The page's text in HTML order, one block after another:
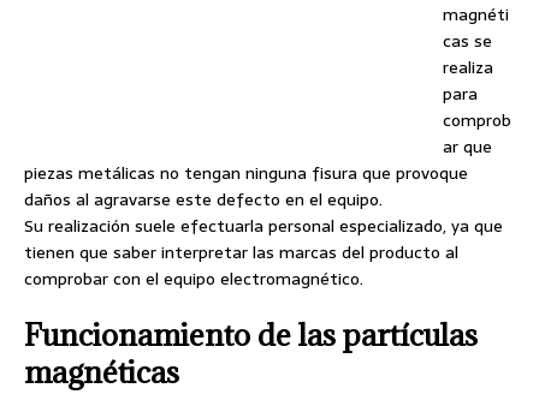
magnéti
cas se
realiza
para
comprob
ar que
piezas metálicas no tengan ninguna fisura que provoque
daños al agravarse este defecto en el equipo.
Su realización suele efectuarla personal especializado, ya que
tienen que saber interpretar las marcas del producto al
comprobar con el equipo electromagnético.
Funcionamiento de las partículas
magnéticas